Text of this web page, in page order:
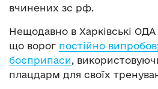
вчинених зс рф.
Нещодавно в Харківські
що ворог постійно
боєприпаси,
плацдарм для своїх